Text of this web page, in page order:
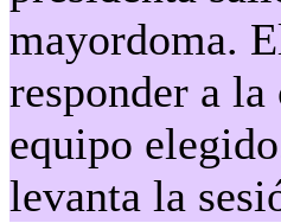
mayordoma.
responder a
equipo
levanta la